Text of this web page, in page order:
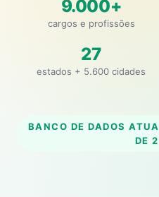
9.000+
cargos e profissões
27
estados + 5.600 cidades
BANCO DE DADOS
DE